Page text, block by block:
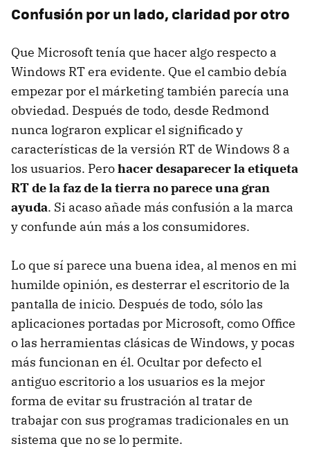
Confusión por un lado, claridad por otro
Que Microsoft tenía que hacer algo respecto a
Windows RT era evidente. Que el cambio debía
empezar por el márketing también parecía una
obviedad. Después de todo, desde Redmond
nunca lograron explicar el significado y
características de la versión RT de Windows 8 a
los usuarios. Perohacer desaparecer la etiqueta
RT de la faz de la tierra no parece una gran
ayuda. Si acaso añade más confusión a la marca
y confunde aún más a los consumidores.
Lo que sí parece una buena idea, al menos en mi
humilde opinión, es desterrar el escritorio de la
pantalla de inicio. Después de todo, sólo las
aplicaciones portadas por Microsoft, como Office
o las herramientas clásicas de Windows, y pocas
más funcionan en él. Ocultar por defecto el
antiguo escritorio a los usuarios es la mejor
forma de evitar su frustración al tratar de
trabajar con sus programas tradicionales en un
sistema que no se lo permite.